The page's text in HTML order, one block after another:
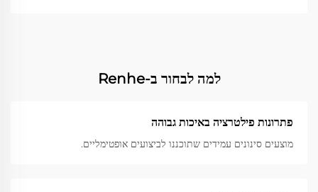
למה לבחור ב-Renhe
פתרונות פילטרציה באיכות גבוהה
מוצעים סינונים עמידים שתוכננו לביצועים אופטימליים.